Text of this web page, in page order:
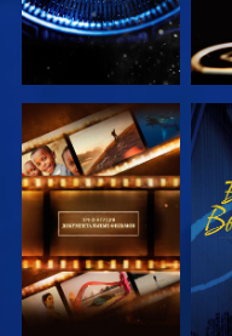
СМОТРЕТЬ
ПЕРЕДАЧИ